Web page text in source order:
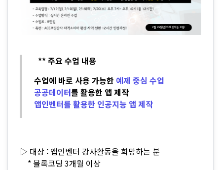
** 주요 수업 내용
수업에 바로 사용 가능한 예제 중심 수업
공공데이터를 활용한 앱 제작
앱인벤터를 활용한 인공지능 앱 제작
▷ 대상 : 앱인벤터 강사활동을 희망하는 분
* 블록코딩 3개월 이상